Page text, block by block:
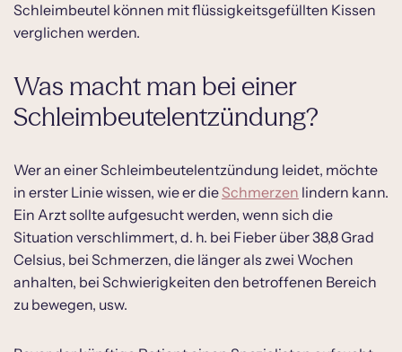
Ursache von einer Schleimbeutelentzündung
diagnostiziert wird
Welches Mittel hilft am besten bei
Schleimbeutelentzündung?
ist man krank?
Behandlung einer Schleimbeutelentzündung
Schleimbeutelentzündung Hausmittel
Schleimbeutel können mit flüssigkeitsgefüllten Kissen
verglichen werden.
Was macht man bei einer
Schleimbeutelentzündung?
Wer an einer Schleimbeutelentzündung leidet, möchte
in erster Linie wissen, wie er die Schmerzen lindern kann.
Ein Arzt sollte aufgesucht werden, wenn sich die
Situation verschlimmert, d. h. bei Fieber über 38,8 Grad
Celsius, bei Schmerzen, die länger als zwei Wochen
anhalten, bei Schwierigkeiten den betroffenen Bereich
zu bewegen, usw.